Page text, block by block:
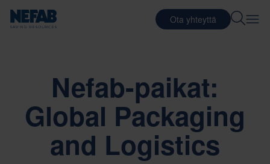
Ota yhteyttä
Nefab-paikat:
Global Packaging
and Logistics